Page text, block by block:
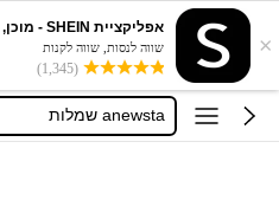
×
אפליקציית SHEIN - מוכן, הכן, סטייל!
שווה לנסות, שווה לקנות
(1,345)
חולצות נשים
wig customization tools
anewsta שמלות